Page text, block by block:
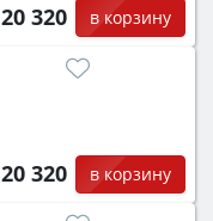
20 320 в корзину
20 320 в корзину